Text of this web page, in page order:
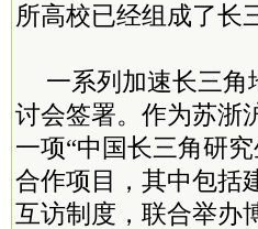
所高校已经组成了长
一系列加速长三
讨会签署。作为苏浙
一项“中国长三角研
合作项目，其中包括
互访制度，联合举办